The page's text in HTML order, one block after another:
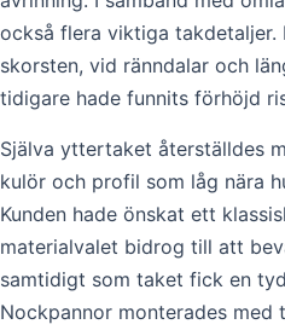
också flera viktiga takdetaljer.
skorsten, vid ränndalar och
tidigare hade funnits förhöjd
Själva yttertaket återställdes
kulör och profil som låg nära
Kunden hade önskat ett
materialvalet bidrog till att
samtidigt som taket fick en
Nockpannor monterades med